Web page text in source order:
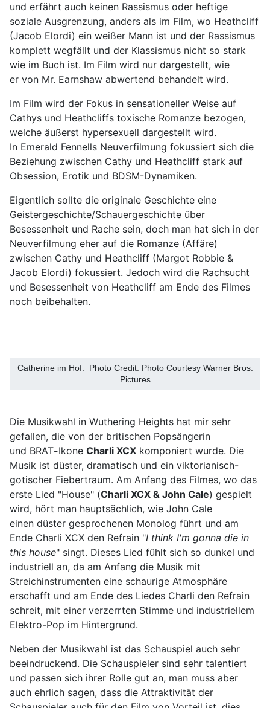
und erfährt auch keinen Rassismus oder heftige
soziale Ausgrenzung, anders als im Film, wo Heathcliff
(Jacob Elordi) ein weißer Mann ist und der Rassismus
komplett wegfällt und der Klassismus nicht so stark
wie im Buch ist. Im Film wird nur dargestellt, wie
er von Mr. Earnshaw abwertend behandelt wird.
Im Film wird der Fokus in sensationeller Weise auf
Cathys und Heathcliffs toxische Romanze bezogen,
welche äußerst hypersexuell dargestellt wird.
In Emerald Fennells Neuverfilmung fokussiert sich die
Beziehung zwischen Cathy und Heathcliff stark auf
Obsession, Erotik und BDSM-Dynamiken.
Eigentlich sollte die originale Geschichte eine
Geistergeschichte/Schauergeschichte über
Besessenheit und Rache sein, doch man hat sich in der
Neuverfilmung eher auf die Romanze (Affäre)
zwischen Cathy und Heathcliff (Margot Robbie &
Jacob Elordi) fokussiert. Jedoch wird die Rachsucht
und Besessenheit von Heathcliff am Ende des Filmes
noch beibehalten.
Catherine im Hof. Photo Credit: Photo Courtesy Warner Bros.
Pictures
Die Musikwahl in Wuthering Heights hat mir sehr
gefallen, die von der britischen Popsängerin
und BRAT-Ikone Charli XCX komponiert wurde. Die
Musik ist düster, dramatisch und ein viktorianisch-
gotischer Fiebertraum. Am Anfang des Filmes, wo das
erste Lied "House" (Charli XCX & John Cale) gespielt
wird, hört man hauptsächlich, wie John Cale
einen düster gesprochenen Monolog führt und am
Ende Charli XCX den Refrain "I think I'm gonna die in
this house" singt. Dieses Lied fühlt sich so dunkel und
industriell an, da am Anfang die Musik mit
Streichinstrumenten eine schaurige Atmosphäre
erschafft und am Ende des Liedes Charli den Refrain
schreit, mit einer verzerrten Stimme und industriellem
Elektro-Pop im Hintergrund.
Neben der Musikwahl ist das Schauspiel auch sehr
beeindruckend. Die Schauspieler sind sehr talentiert
und passen sich ihrer Rolle gut an, man muss aber
auch ehrlich sagen, dass die Attraktivität der